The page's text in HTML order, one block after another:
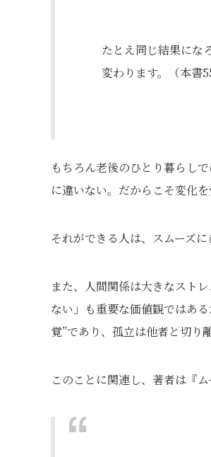
たとえ同じ結果にな
変わります。（本書
もちろん老後のひとり暮らし
に違いない。だからこそ変化
それができる人は、スムーズ
また、人間関係は大きなスト
ない」も重要な価値観ではあ
覚”であり、孤立は他者と切り
このことに関連し、著者は『